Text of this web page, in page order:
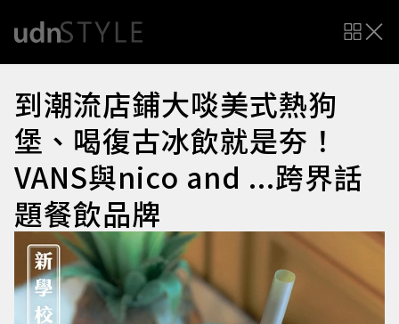
到潮流店鋪大啖美式熱狗
堡、喝復古冰飲就是夯！
VANS與nico and ...跨界話
題餐飲品牌